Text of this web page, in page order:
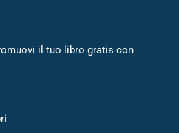
il tuo libro gratis con